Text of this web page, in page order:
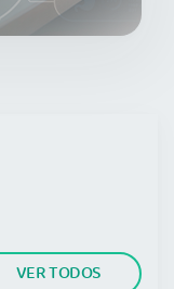
VER TODOS